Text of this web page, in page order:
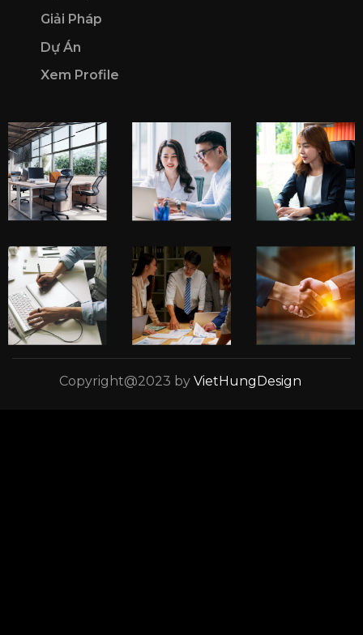
Giải Pháp
Dự Án
Xem Profile
Copyright@2023 by VietHungDesign